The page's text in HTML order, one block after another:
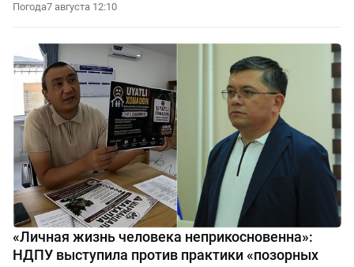
Погода7 августа 12:10
«Личная жизнь человека неприкосновенна»:
НДПУ выступила против практики «позорных